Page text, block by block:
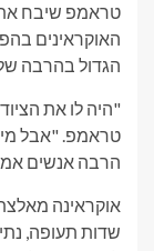
טראמפ שיבח את
האוקראינים
הגדול בהרבה
"היה לו את
טראמפ. "אבל
הרבה אנשים
אוקראינה מאלצת
שדות תעופה,